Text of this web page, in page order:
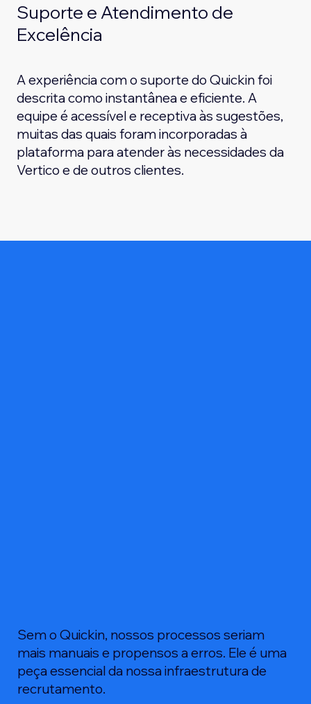
Sem o Quickin, nossos processos seriam
mais manuais e propensos a erros. Ele é uma
peça essencial da nossa infraestrutura de
recrutamento.
Suporte e Atendimento de
Excelência
A experiência com o suporte do Quickin foi
descrita como instantânea e eficiente. A
equipe é acessível e receptiva às sugestões,
muitas das quais foram incorporadas à
plataforma para atender às necessidades da
Vertico e de outros clientes.